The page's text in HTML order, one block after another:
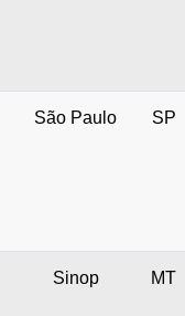
São Paulo SP
Sinop MT